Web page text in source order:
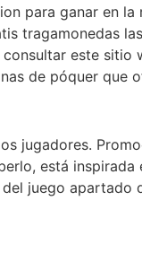
para ganar en
tragamonedas
este
de póquer que
jugadores.
está
juego